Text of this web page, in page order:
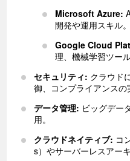
Microsoft Azure:
開発や運用スキル。
Google Cloud
理、機械学習ツー
セキュリティ: クラウド
御、コンプライアンスの
データ管理: ビッグデー
用。
クラウドネイティブ: コ
s）やサーバーレスアー